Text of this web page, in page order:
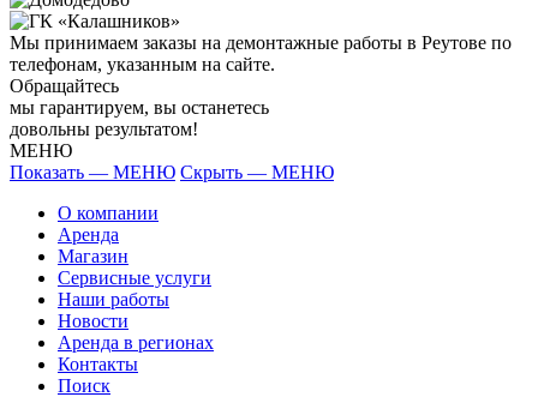
Мы принимаем заказы на демонтажные работы в Реутове по
телефонам, указанным на сайте.
Обращайтесь
мы гарантируем, вы останетесь
довольны результатом!
МЕНЮ
Показать — МЕНЮ Скрыть — МЕНЮ
О компании
Аренда
Магазин
Сервисные услуги
Наши работы
Новости
Аренда в регионах
Контакты
Поиск